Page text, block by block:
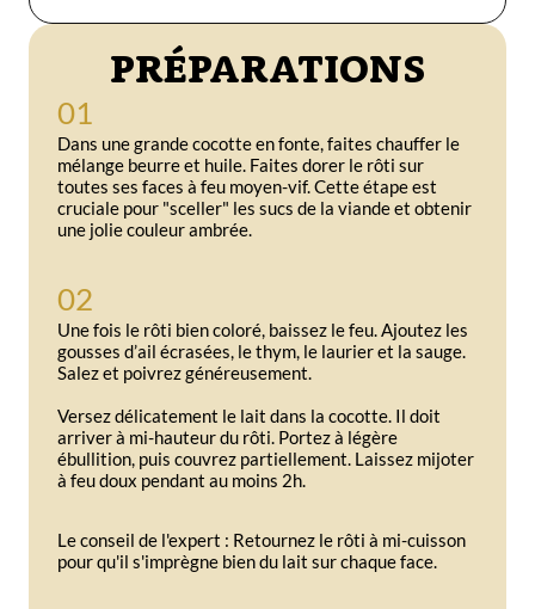
PRÉPARATIONS
01
Dans une grande cocotte en fonte, faites chauffer le
mélange beurre et huile. Faites dorer le rôti sur
toutes ses faces à feu moyen-vif. Cette étape est
cruciale pour "sceller" les sucs de la viande et obtenir
une jolie couleur ambrée.
02
Une fois le rôti bien coloré, baissez le feu. Ajoutez les
gousses d’ail écrasées, le thym, le laurier et la sauge.
Salez et poivrez généreusement.
Versez délicatement le lait dans la cocotte. Il doit
arriver à mi-hauteur du rôti. Portez à légère
ébullition, puis couvrez partiellement. Laissez mijoter
à feu doux pendant au moins 2h.
Le conseil de l'expert : Retournez le rôti à mi-cuisson
pour qu'il s'imprègne bien du lait sur chaque face.